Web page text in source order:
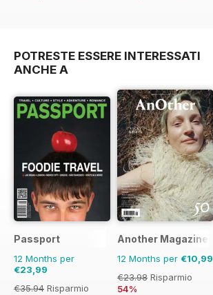
POTRESTE ESSERE INTERESSATI
ANCHE A
Passport
12 Months per
€23,99
€35.94 Risparmio
Another Magazine
12 Months per €10,99
€23.98 Risparmio
54%